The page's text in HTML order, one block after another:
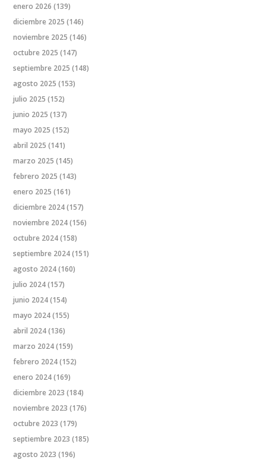
enero 2026 (139)
diciembre 2025 (146)
noviembre 2025 (146)
octubre 2025 (147)
septiembre 2025 (148)
agosto 2025 (153)
julio 2025 (152)
junio 2025 (137)
mayo 2025 (152)
abril 2025 (141)
marzo 2025 (145)
febrero 2025 (143)
enero 2025 (161)
diciembre 2024(157)
noviembre 2024(156)
octubre 2024(158)
septiembre 2024(151)
agosto 2024(160)
julio 2024(157)
junio 2024(154)
mayo 2024(155)
abril 2024(136)
marzo 2024(159)
febrero 2024(152)
enero 2024(169)
diciembre 2023 (184)
noviembre 2023 (176)
octubre 2023 (179)
septiembre 2023 (185)
agosto 2023 (196)